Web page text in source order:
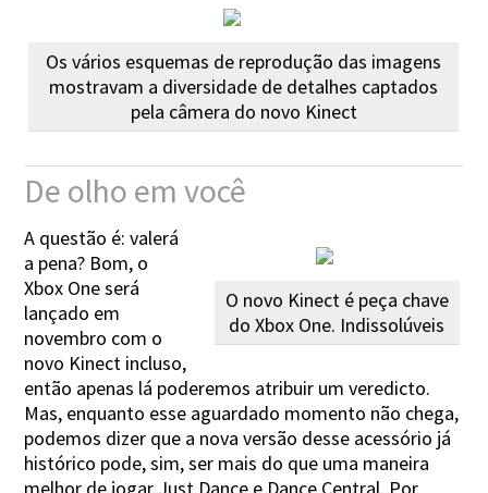
Os vários esquemas de reprodução das imagens
mostravam a diversidade de detalhes captados
pela câmera do novo Kinect
De olho em você
O novo Kinect é peça chave
do Xbox One. Indissolúveis
A questão é: valerá
a pena? Bom, o
Xbox One será
lançado em
novembro com o
novo Kinect incluso,
então apenas lá poderemos atribuir um veredicto.
Mas, enquanto esse aguardado momento não chega,
podemos dizer que a nova versão desse acessório já
histórico pode, sim, ser mais do que uma maneira